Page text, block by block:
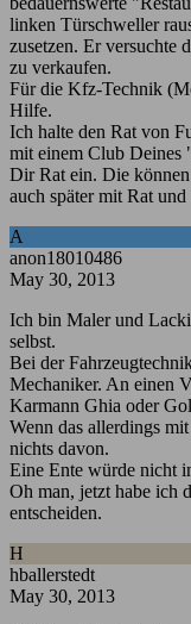
linken Türschweller
zusetzen. Er versuchte
zu verkaufen.
Für die Kfz-Technik
Hilfe.
Ich halte den Rat von
mit einem Club Deines
Dir Rat ein. Die
auch später mit Rat
A
anon18010486
May 30, 2013
Ich bin Maler und
selbst.
Bei der
Mechaniker. An einen
Karmann Ghia oder
Wenn das allerdings
nichts davon.
Eine Ente würde nicht
Oh man, jetzt habe ich
entscheiden.
H
hballerstedt
May 30, 2013